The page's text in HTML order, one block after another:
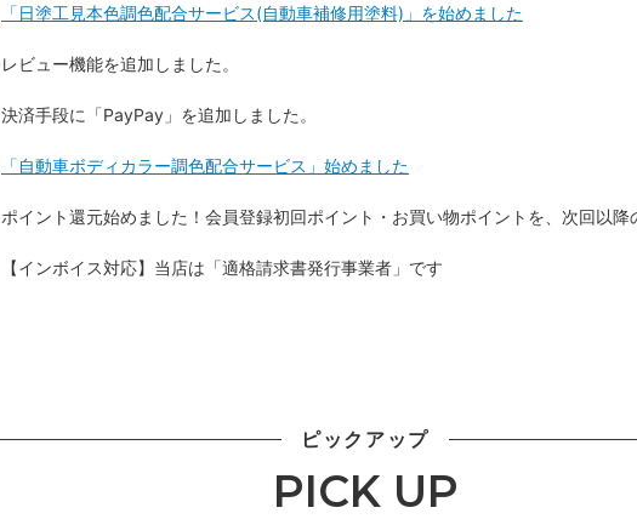
「日塗工見本色調色配合サービス(自動車補修用塗料)」を始めました
レビュー機能を追加しました。
決済手段に「PayPay」を追加しました。
「自動車ボディカラー調色配合サービス」始めました
ポイント還元始めました！会員登録初回ポイント・お買い物ポイントを、次回以降
【インボイス対応】当店は「適格請求書発行事業者」です
ピックアップ
PICK UP